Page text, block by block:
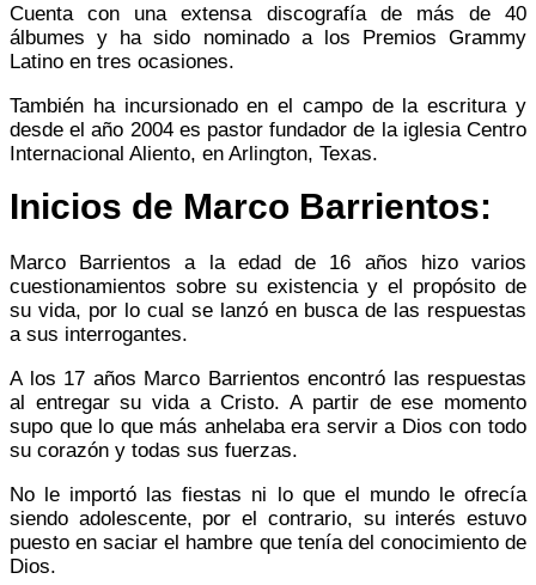
Cuenta con una extensa discografía de más de 40
álbumes y ha sido nominado a los Premios Grammy
Latino en tres ocasiones.
También ha incursionado en el campo de la escritura y
desde el año 2004 es pastor fundador de la iglesia Centro
Internacional Aliento, en Arlington, Texas.
Inicios de Marco Barrientos:
Marco Barrientos a la edad de 16 años hizo varios
cuestionamientos sobre su existencia y el propósito de
su vida, por lo cual se lanzó en busca de las respuestas
a sus interrogantes.
A los 17 años Marco Barrientos encontró las respuestas
al entregar su vida a Cristo. A partir de ese momento
supo que lo que más anhelaba era servir a Dios con todo
su corazón y todas sus fuerzas.
No le importó las fiestas ni lo que el mundo le ofrecía
siendo adolescente, por el contrario, su interés estuvo
puesto en saciar el hambre que tenía del conocimiento de
Dios.